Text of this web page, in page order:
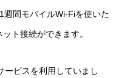
間モバイルWi-Fiを使いた
ト接続ができます。
ービスを利用していまし